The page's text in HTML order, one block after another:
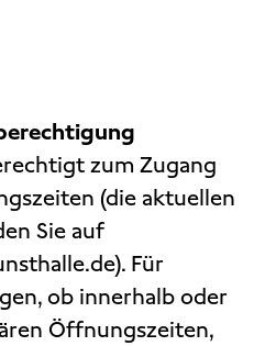
zum Zugang
(die aktuellen
Sie auf
Für
ob innerhalb oder
Öffnungszeiten,